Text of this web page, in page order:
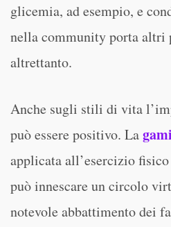
glicemia, ad esempio, e
nella community porta altri
altrettanto.
Anche sugli stili di vita
può essere positivo. La
applicata all’esercizio
può innescare un circolo
notevole abbattimento dei